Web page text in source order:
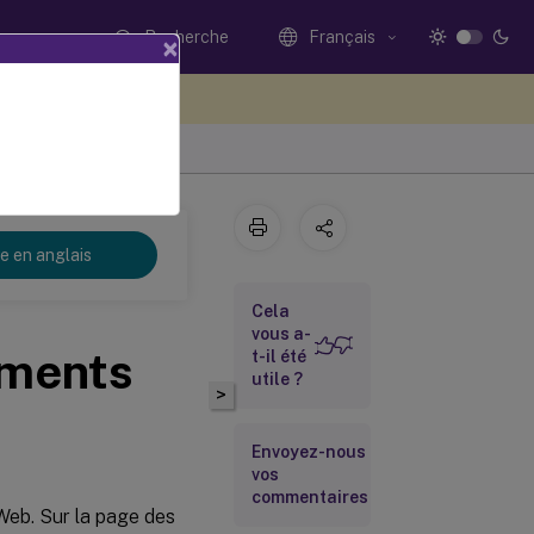
Recherche Français
en anglais
Sur la page des
>
Cela
vous a-
t-il été
utile ?
Envoyez-nous
vos
commentaires
×